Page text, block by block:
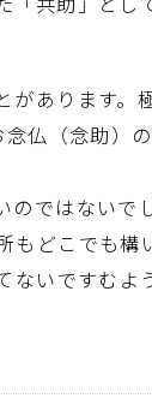
あります
仏（念助）
ではないで
どこでも
いですむ